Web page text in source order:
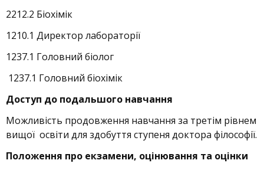
2212.2 Біохімік
1210.1 Директор лабораторії
1237.1 Головний біолог
1237.1 Головний біохімік
Доступ до подальшого навчання
Можливість продовження навчання за третім рівнем
вищої освіти для здобуття ступеня доктора філософії.
Положення про екзамени, оцінювання та оцінки